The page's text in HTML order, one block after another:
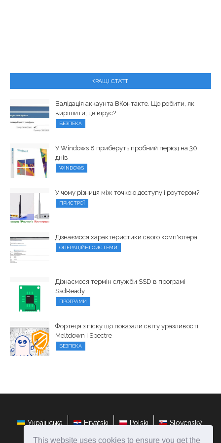
This website uses cookies to ensure you get the
КРАЩІ СТАТТІ
Валідація аккаунта ВКонтакте. Що робити, як
вирішити, це вірус?
БЕЗПЕКА
У Windows 8 приберуть пробний період на 30
днів
WINDOWS
У чому різниця між точкою доступу і роутером?
ПРИСТРОЇ
Дізнаємося характеристики свого комп'ютера
ОПЕРАЦІЙНІ СИСТЕМИ
Дізнаємося термін служби SSD в програмі
SsdReady
ПРОГРАМИ
Фортеця з піску що показали світу уразливості
Meltdown і Spectre
БЕЗПЕКА
Українська Hrvatski Polski Slovenský